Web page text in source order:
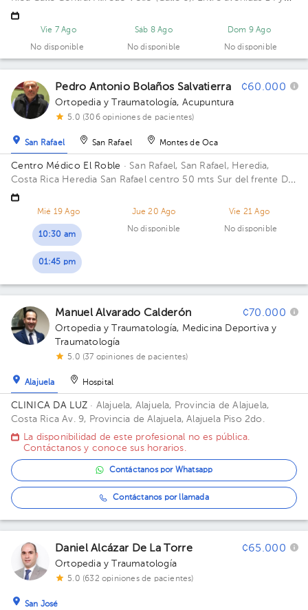
16,
Vie 7 Ago
No disponible
Sáb 8 Ago
No disponible
Dom 9 Ago
No disponible
Pedro Antonio Bolaños Salvatierra ¢60.000
Ortopedia y Traumatología, Acupuntura
5.0 (306 opiniones de pacientes)
San Rafael San Rafael Montes de Oca
Centro Médico El Roble · San Rafael, San Rafael, Heredia,
Costa Rica Heredia San Rafael centro 50 mts Sur del frente De
la Iglesia
Mié 19 Ago
10:30 am
01:45 pm
Jue 20 Ago
No disponible
Vie 21 Ago
No disponible
Manuel Alvarado Calderón ¢70.000
Ortopedia y Traumatología, Medicina Deportiva y
Traumatología
5.0 (37 opiniones de pacientes)
Alajuela Hospital
CLINICA DA LUZ · Alajuela, Alajuela, Provincia de Alajuela,
Costa RicaAv. 9, Provincia de Alajuela, Alajuela Piso 2do.
La disponibilidad de este profesional no es pública.
Contáctanos y conoce sus horarios.
Contáctanos por Whatsapp
Contáctanos por llamada
Daniel Alcázar De La Torre ¢65.000
Ortopedia y Traumatología
5.0 (632 opiniones de pacientes)
San José